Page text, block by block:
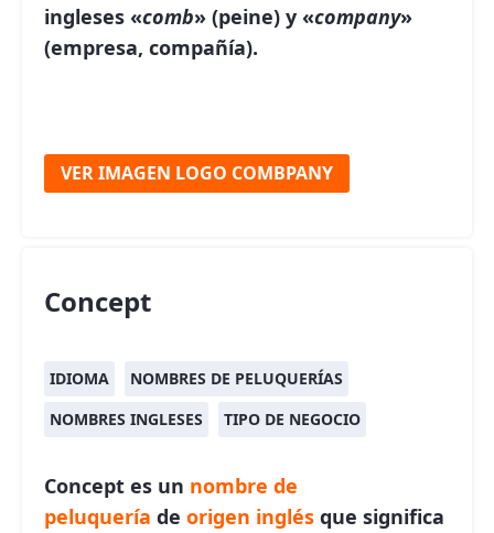
ingleses «comb» (peine) y «company»
(empresa, compañía).
VER IMAGEN LOGO COMBPANY
Concept
IDIOMA
NOMBRES DE PELUQUERÍAS
NOMBRES INGLESES
TIPO DE NEGOCIO
Concept es un nombre de
peluquería de origen inglés que significa